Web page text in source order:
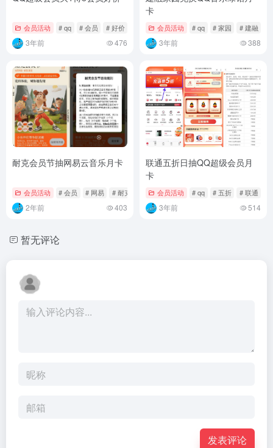
会员活动 # qq # 会员 # 好价
3年前 476
卡
会员活动 # qq # 家园 # 建融
3年前 388
耐克会员节抽网易云音乐月卡
会员活动 # 会员 # 网易 # 耐克
2年前 403
联通五折日抽QQ超级会员月
卡
会员活动 # qq # 五折 # 联通
3年前 514
暂无评论
发表评论